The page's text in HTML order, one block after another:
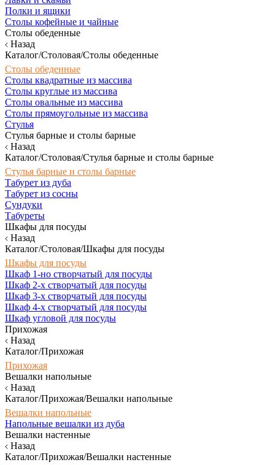
Полки и ящики
Столы кофейные и чайные
Столы обеденные
Назад
Каталог/Столовая/Столы обеденные
Столы обеденные
Столы квадратные из массива
Столы круглые из массива
Столы овальные из массива
Столы прямоугольные из массива
Стулья
Стулья барные и столы барные
Назад
Каталог/Столовая/Стулья барные и столы барные
Стулья барные и столы барные
Табурет из дуба
Табурет из сосны
Сундуки
Табуреты
Шкафы для посуды
Назад
Каталог/Столовая/Шкафы для посуды
Шкафы для посуды
Шкаф 1-но створчатый для посуды
Шкаф 2-х створчатый для посуды
Шкаф 3-х створчатый для посуды
Шкаф 4-х створчатый для посуды
Шкаф угловой для посуды
Прихожая
Назад
Каталог/Прихожая
Прихожая
Вешалки напольные
Назад
Каталог/Прихожая/Вешалки напольные
Вешалки напольные
Напольные вешалки из дуба
Вешалки настенные
Назад
Каталог/Прихожая/Вешалки настенные